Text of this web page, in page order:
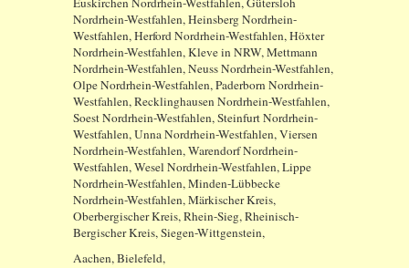
Nordrhein-Westfahlen, Heinsberg Nordrhein-
Westfahlen, Herford Nordrhein-Westfahlen, Höxter
Nordrhein-Westfahlen, Kleve in NRW, Mettmann
Nordrhein-Westfahlen, Neuss Nordrhein-Westfahlen,
Olpe Nordrhein-Westfahlen, Paderborn Nordrhein-
Westfahlen, Recklinghausen Nordrhein-Westfahlen,
Soest Nordrhein-Westfahlen, Steinfurt Nordrhein-
Westfahlen, Unna Nordrhein-Westfahlen, Viersen
Nordrhein-Westfahlen, Warendorf Nordrhein-
Westfahlen, Wesel Nordrhein-Westfahlen, Lippe
Nordrhein-Westfahlen, Minden-Lübbecke
Nordrhein-Westfahlen, Märkischer Kreis,
Oberbergischer Kreis, Rhein-Sieg, Rheinisch-
Bergischer Kreis, Siegen-Wittgenstein,
Aachen, Bielefeld,